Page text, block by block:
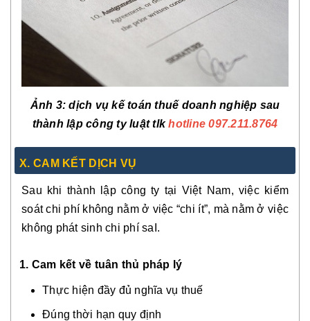
Ảnh 3: dịch vụ kế toán thuế doanh nghiệp sau
thành lập công ty luật tlkhotline 097.211.8764
X. CAM KẾT DỊCH VỤ
Sau khi thành lập công ty tại Việt Nam, việc kiểm
soát chi phí không nằm ở việc “chi ít”, mà nằm ở việc
không phát sinh chi phí saI.
1. Cam kết về tuân thủ pháp lý
Thực hiện đầy đủ nghĩa vụ thuế
Đúng thời hạn quy định